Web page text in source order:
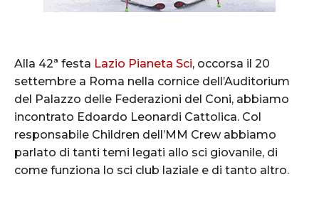
Alla 42ª festa Lazio Pianeta Sci, occorsa il 20
settembre a Roma nella cornice dell’Auditorium
del Palazzo delle Federazioni del Coni, abbiamo
incontrato Edoardo Leonardi Cattolica. Col
responsabile Children dell’MM Crew abbiamo
parlato di tanti temi legati allo sci giovanile, di
come funziona lo sci club laziale e di tanto altro.